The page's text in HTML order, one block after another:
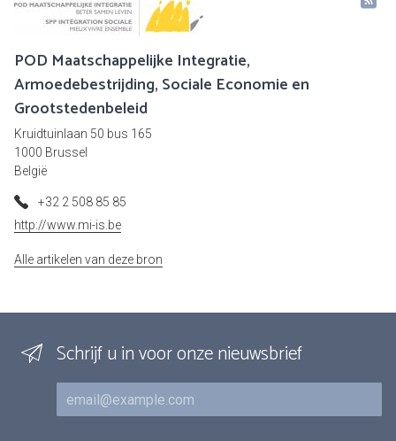
POD Maatschappelijke Integratie,
Armoedebestrijding, Sociale Economie en
Grootstedenbeleid
Kruidtuinlaan 50 bus 165
1000 Brussel
België
+32 2 508 85 85
http://www.mi-is.be
Alle artikelen van deze bron
Schrijf u in voor onze nieuwsbrief
E-mail